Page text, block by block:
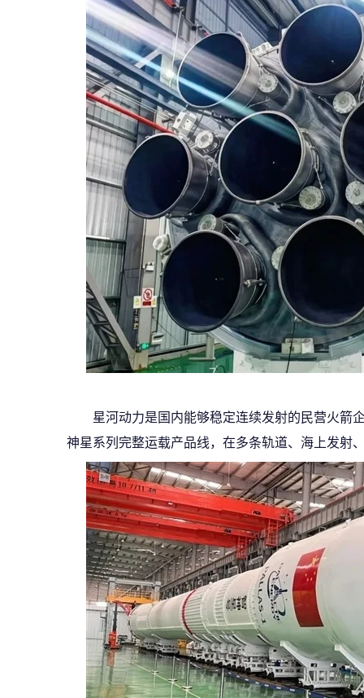
星河动力是国内能够稳定连续发射的民营火箭
神星系列完整运载产品线，在多条轨道、海上发射